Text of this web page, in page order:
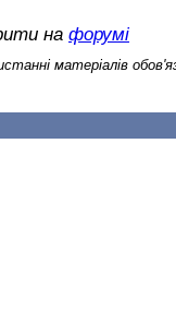
на форумі
матеріалів